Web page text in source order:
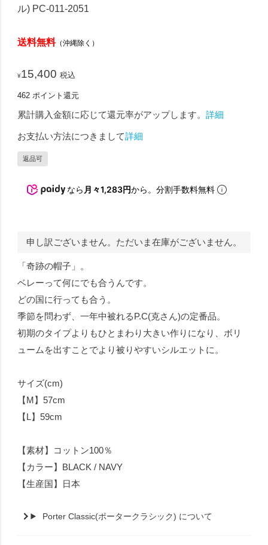
ル) PC-011-2051
送料無料（沖縄除く）
¥15,400 税込
462 ポイント還元
累計購入金額に応じて還元率がアップします。詳細
お支払い方法につきまして詳細
返品可
なら 月々1,283円から。分割手数料無料
申し訳ございません。ただいま在庫がございません。
「奇跡の帽子」。
ベレーって何にでも合うんです。
どの国に行っても合う。
季節を問わず、一年中被れるP.C(克さん)の定番品。
初期のタイプよりもひとまわり大きい作りになり、ボリ
ュームを出すことでより被りやすいシルエットに。
サイズ(cm)
【M】57cm
【L】59cm
【素材】コットン100％
【カラー】BLACK / NAVY
【生産国】日本
Porter Classic(ポータークラシック) について